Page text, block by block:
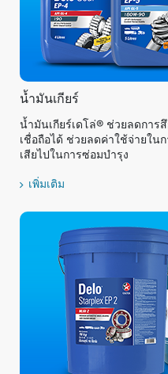
น้ำมันเกียร์
น้ำมันเกียร์เดโล่® ช่วยลดการ
เชื่อถือได้ ช่วยลดค่าใช้จ่ายใน
เสียไปในการซ่อมบำรุง
เพิ่มเติม